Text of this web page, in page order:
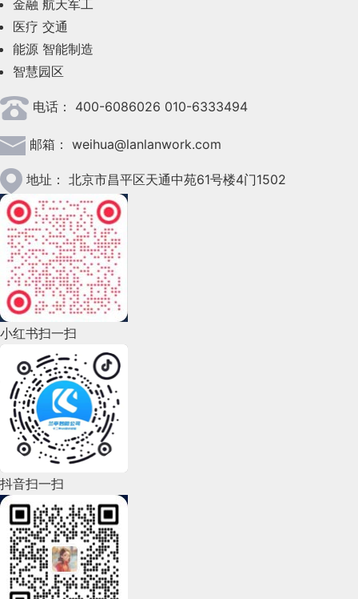
2023年6月(58)
2023年5月(28)
2023年4月(47)
2023年3月(37)
2023年2月(90)
2023年1月(78)
2022年12月(45)
2022年11月(69)
2022年10月(51)
2022年9月(135)
2022年8月(60)
2022年7月(111)
2022年6月(162)
2022年5月(143)
2022年4月(86)
2022年3月(119)
2022年2月(53)
2022年1月(99)
金融 航天军工
医疗 交通
能源 智能制造
智慧园区
电话： 400-6086026 010-6333494
邮箱： weihua@lanlanwork.com
地址： 北京市昌平区天通中苑61号楼4门1502
小红书扫一扫
抖音扫一扫